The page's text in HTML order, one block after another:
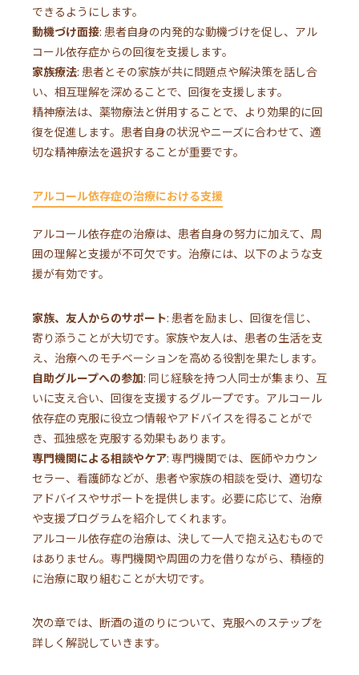
できるようにします。
動機づけ面接: 患者自身の内発的な動機づけを促し、アル
コール依存症からの回復を支援します。
家族療法: 患者とその家族が共に問題点や解決策を話し合
い、相互理解を深めることで、回復を支援します。
精神療法は、薬物療法と併用することで、より効果的に回
復を促進します。患者自身の状況やニーズに合わせて、適
切な精神療法を選択することが重要です。
アルコール依存症の治療における支援
アルコール依存症の治療は、患者自身の努力に加えて、周
囲の理解と支援が不可欠です。治療には、以下のような支
援が有効です。
家族、友人からのサポート: 患者を励まし、回復を信じ、
寄り添うことが大切です。家族や友人は、患者の生活を支
え、治療へのモチベーションを高める役割を果たします。
自助グループへの参加: 同じ経験を持つ人同士が集まり、互
いに支え合い、回復を支援するグループです。アルコール
依存症の克服に役立つ情報やアドバイスを得ることがで
き、孤独感を克服する効果もあります。
専門機関による相談やケア: 専門機関では、医師やカウン
セラー、看護師などが、患者や家族の相談を受け、適切な
アドバイスやサポートを提供します。必要に応じて、治療
や支援プログラムを紹介してくれます。
アルコール依存症の治療は、決して一人で抱え込むもので
はありません。専門機関や周囲の力を借りながら、積極的
に治療に取り組むことが大切です。
次の章では、断酒の道のりについて、克服へのステップを
詳しく解説していきます。